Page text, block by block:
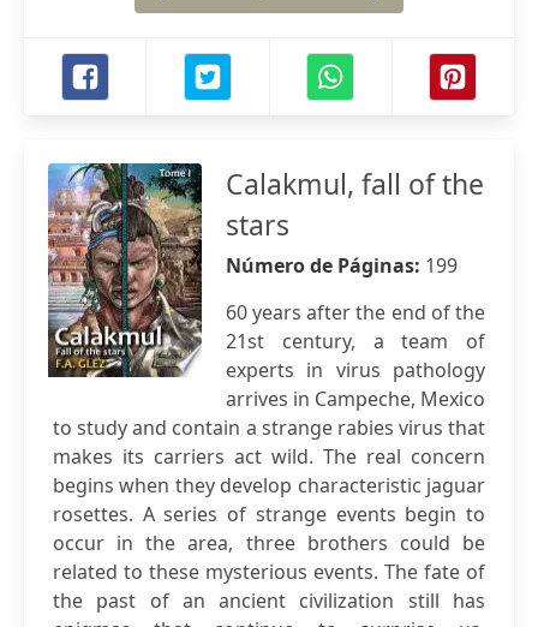
Calakmul, fall of the
stars
Número de Páginas: 199
60 years after the end of the
21st century, a team of
experts in virus pathology
arrives in Campeche, Mexico
to study and contain a strange rabies virus that
makes its carriers act wild. The real concern
begins when they develop characteristic jaguar
rosettes. A series of strange events begin to
occur in the area, three brothers could be
related to these mysterious events. The fate of
the past of an ancient civilization still has